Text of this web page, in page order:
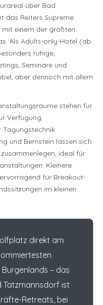
über Bad
das Reiters Supreme
einem der größten
Als Adults-only-Hotel (ab
ruhige,
Seminare und
aber dennoch mit allem
stehen für
Verfügung,
und Bernstein lassen sich
ideal für
Kleinere
für Breakout-
im kleinen
direkt am
– das
Tatzmannsdorf ist
Retreats, bei